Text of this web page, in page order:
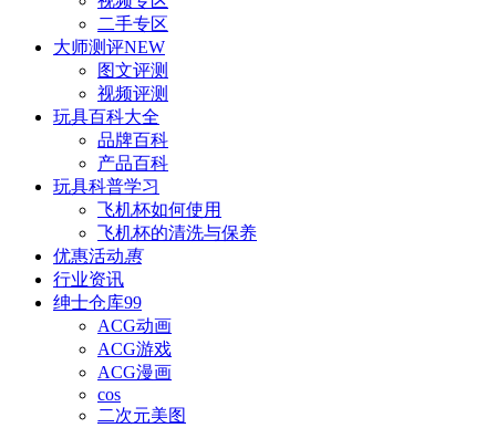
二手专区
大师测评NEW
图文评测
视频评测
玩具百科大全
品牌百科
产品百科
玩具科普学习
飞机杯如何使用
飞机杯的清洗与保养
优惠活动惠
行业资讯
绅士仓库99
ACG动画
ACG游戏
ACG漫画
cos
二次元美图